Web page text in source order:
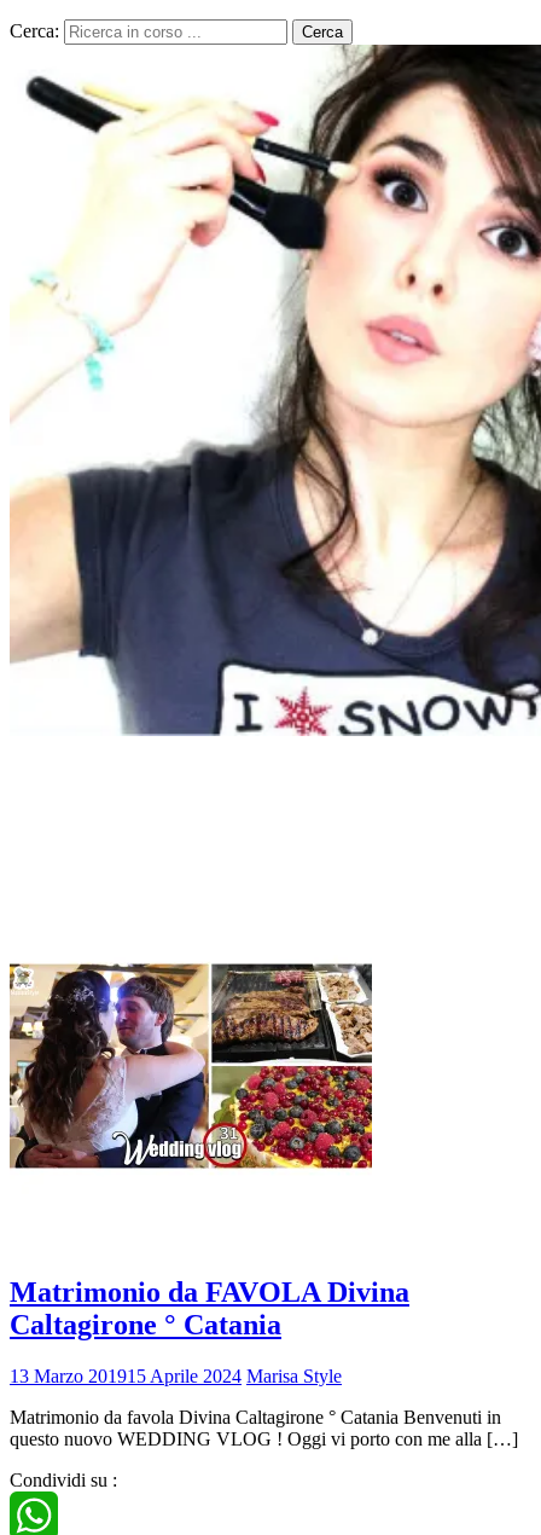
Cerca: Cerca
Matrimonio da FAVOLA Divina
Caltagirone ° Catania
13 Marzo 201915 Aprile 2024 Marisa Style
Matrimonio da favola Divina Caltagirone ° Catania Benvenuti in
questo nuovo WEDDING VLOG ! Oggi vi porto con me alla […]
Condividi su :